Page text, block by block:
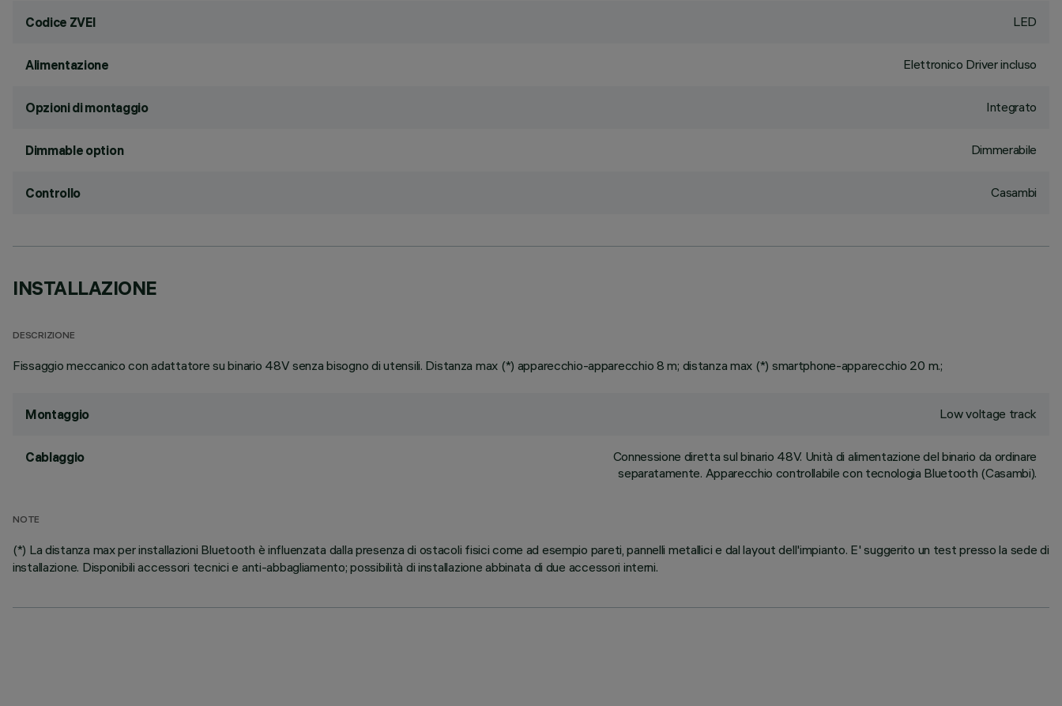
Codice ZVEI LED
Alimentazione Elettronico Driver incluso
Opzioni di montaggio Integrato
Dimmable option Dimmerabile
Controllo Casambi
INSTALLAZIONE
DESCRIZIONE
Fissaggio meccanico con adattatore su binario 48V senza bisogno di utensili. Distanza max (*) apparecchio-apparecchio 8 m; distanza max (*) smartphone-apparecchio 20 m.;
Montaggio Low voltage track
Cablaggio
Connessione diretta sul binario 48V. Unità di alimentazione del binario da ordinare
separatamente. Apparecchio controllabile con tecnologia Bluetooth (Casambi).
NOTE
(*) La distanza max per installazioni Bluetooth è influenzata dalla presenza di ostacoli fisici come ad esempio pareti, pannelli metallici e dal layout dell'impianto. E' suggerito un test presso la sede di
installazione. Disponibili accessori tecnici e anti-abbagliamento; possibilità di installazione abbinata di due accessori interni.